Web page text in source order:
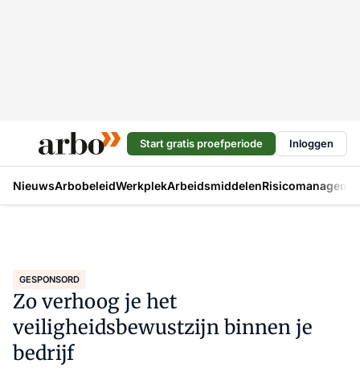
Start gratis proefperiode Inloggen
NieuwsArbobeleidWerkplekArbeidsmiddelen
GESPONSORD
Zo verhoog je het
veiligheidsbewustzijn binnen je
bedrijf